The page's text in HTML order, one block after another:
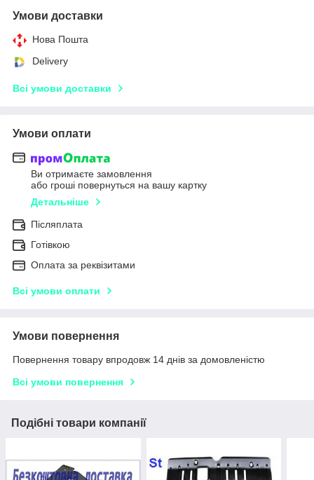
Умови доставки
Нова Пошта
Delivery
Всі умови доставки
Умови оплати
Ви отримаєте замовлення
або гроші повернуться на вашу картку
Детальніше
Післяплата
Готівкою
Оплата за реквізитами
Всі умови оплати
Умови повернення
Повернення товару впродовж 14 днів за домовленістю
Всі умови повернення
Подібні товари компанії